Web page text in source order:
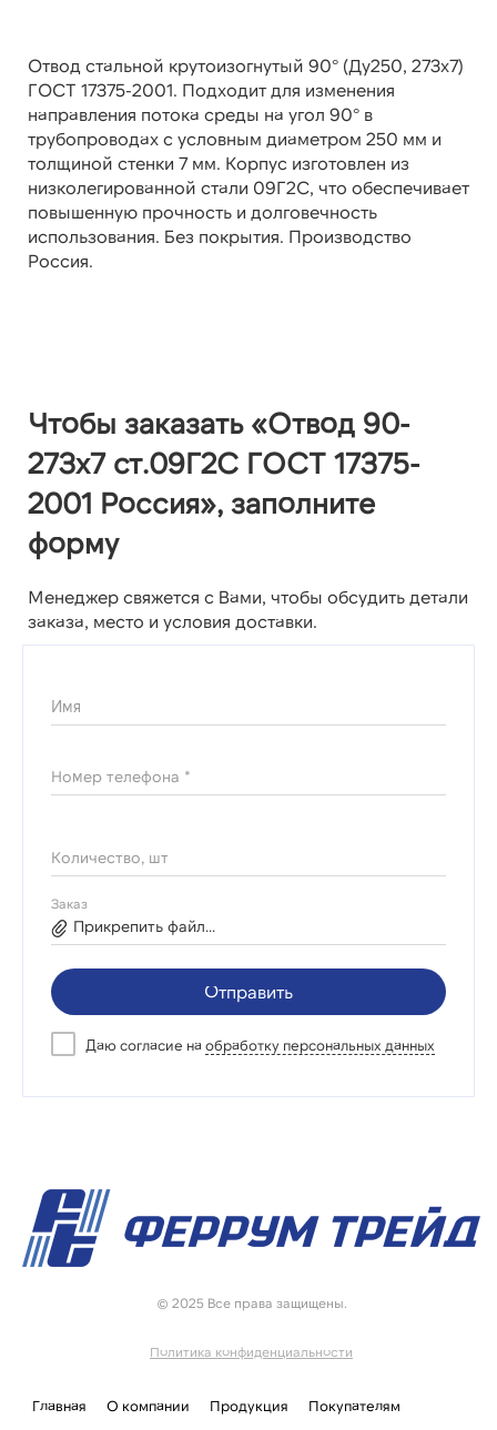
Отвод стальной крутоизогнутый 90° (Ду250, 273х7)
ГОСТ 17375-2001. Подходит для изменения
направления потока среды на угол 90° в
трубопроводах с условным диаметром 250 мм и
толщиной стенки 7 мм. Корпус изготовлен из
низколегированной стали 09Г2С, что обеспечивает
повышенную прочность и долговечность
использования. Без покрытия. Производство
Россия.
Чтобы заказать «Отвод 90-
273х7 ст.09Г2С ГОСТ 17375-
2001 Россия», заполните
форму
Менеджер свяжется с Вами, чтобы обсудить детали
заказа, место и условия доставки.
Имя
Номер телефона *
Количество, шт
Заказ
Прикрепить файл...
Отправить
Даю согласие на обработку персональных данных
© 2025 Все права защищены.
Политика конфиденциальности
Главная О компании Продукция Покупателям